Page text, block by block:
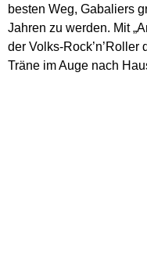
besten Weg, Gabaliers
Jahren zu werden. Mit
der Volks-
Träne im Auge nach